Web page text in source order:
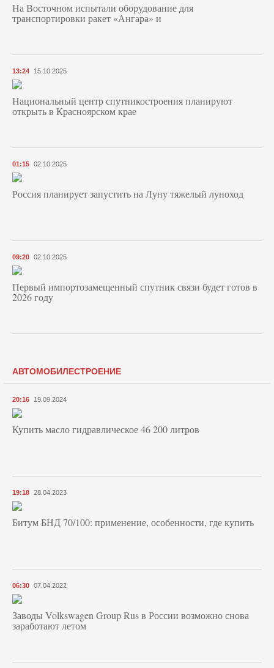
На Восточном испытали оборудование для
транспортировки ракет «Ангара» и
13:24 15.10.2025
Национальный центр спутникостроения планируют
открыть в Красноярском крае
01:15 02.10.2025
Россия планирует запустить на Луну тяжелый луноход
09:20 02.10.2025
Первый импортозамещенный спутник связи будет готов в
2026 году
АВТОМОБИЛЕСТРОЕНИЕ
20:16 19.09.2024
Купить масло гидравлическое 46 200 литров
19:18 28.04.2023
Битум БНД 70/100: применение, особенности, где купить
06:30 07.04.2022
Заводы Volkswagen Group Rus в России возможно снова
заработают летом